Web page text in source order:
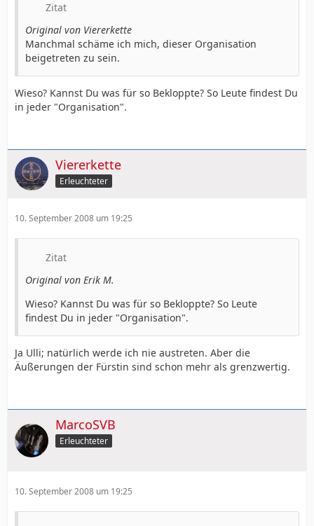
Zitat
Original von Viererkette
Manchmal schäme ich mich, dieser Organisation
beigetreten zu sein.
Wieso? Kannst Du was für so Bekloppte? So Leute findest Du
in jeder "Organisation".
Viererkette
Erleuchteter
10. September 2008 um 19:25
Zitat
Original von Erik M.
Wieso? Kannst Du was für so Bekloppte? So Leute
findest Du in jeder "Organisation".
Ja Ulli; natürlich werde ich nie austreten. Aber die
Äußerungen der Fürstin sind schon mehr als grenzwertig.
MarcoSVB
Erleuchteter
10. September 2008 um 19:25